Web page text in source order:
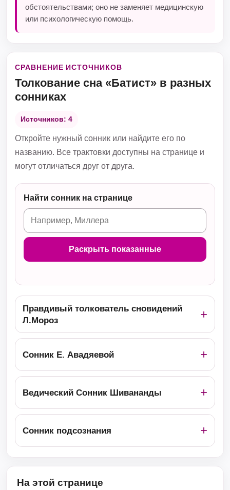
обстоятельствами; оно не заменяет медицинскую
или психологическую помощь.
СРАВНЕНИЕ ИСТОЧНИКОВ
Толкование сна «Батист» в разных
сонниках
Источников: 4
Откройте нужный сонник или найдите его по
названию. Все трактовки доступны на странице и
могут отличаться друг от друга.
Найти сонник на странице
Раскрыть показанные
Правдивый толкователь сновидений
Л.Мороз
Сонник Е. Авадяевой
Ведический Сонник Шивананды
Сонник подсознания
На этой странице